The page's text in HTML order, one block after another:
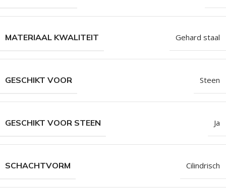
MATERIAAL KWALITEIT Gehard staal
GESCHIKT VOOR Steen
GESCHIKT VOOR STEEN Ja
SCHACHTVORM Cilindrisch